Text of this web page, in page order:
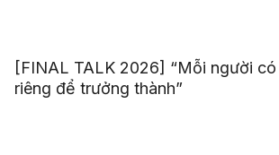
[FINAL TALK 2026] “Mỗi người
riêng để trưởng thành”